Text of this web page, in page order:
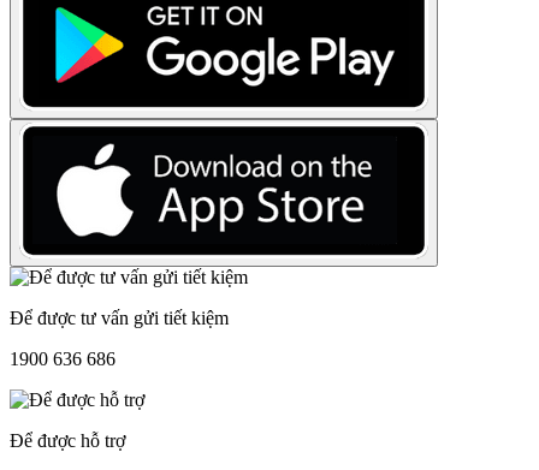
Để được tư vấn gửi tiết kiệm
1900 636 686
Để được hỗ trợ